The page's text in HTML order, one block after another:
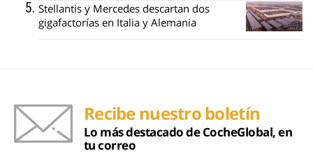
Stellantis y Mercedes descartan dos
gigafactorías en Italia y Alemania
Recibe nuestro boletín
Lo más destacado de CocheGlobal, en
tu correo